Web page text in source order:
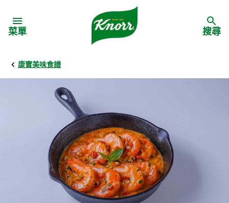
菜單 搜尋
康寶美味食譜